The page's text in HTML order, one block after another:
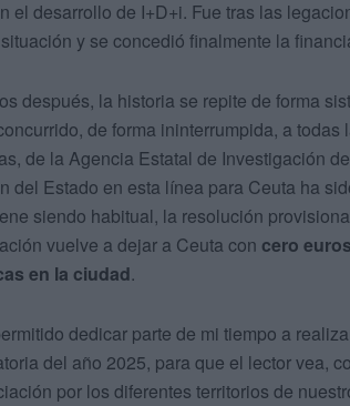
el desarrollo de I+D+i. Fue tras las
y se concedió finalmente la
después, la historia se repite de forma
de forma ininterrumpida, a
de la Agencia Estatal de Investigación
del Estado en esta línea para Ceuta ha
siendo habitual, la resolución
vuelve a dejar a Ceuta con cero
en la ciudad.
dedicar parte de mi tiempo a
del año 2025, para que el lector vea,
por los diferentes territorios de